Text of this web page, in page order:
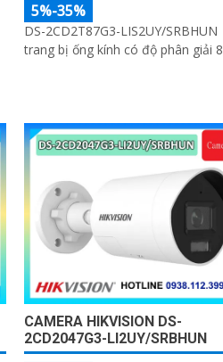
5%-35%
DS-2CD2T87G3-LIS2UY/SRBHUN
trang bị ống kính có độ phân giải 8
CAMERA HIKVISION DS-
2CD2047G3-LI2UY/SRBHUN